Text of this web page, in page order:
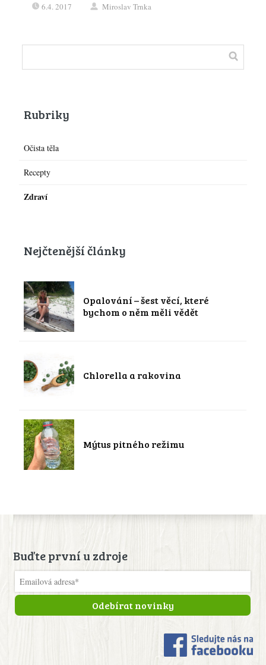
6.4. 2017 Miroslav Trnka
Rubriky
Očista těla
Recepty
Zdraví
Nejčtenější články
Opalování – šest věcí, které
bychom o něm měli vědět
Chlorella a rakovina
Mýtus pitného režimu
Buďte první u zdroje
Odebírat novinky